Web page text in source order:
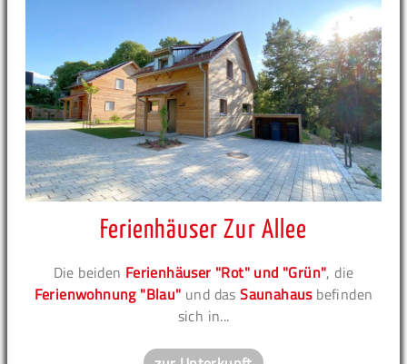
Ferienhäuser Zur Allee
Die beiden Ferienhäuser "Rot" und "Grün", die
Ferienwohnung "Blau" und dasSaunahausbefinden
sich in...